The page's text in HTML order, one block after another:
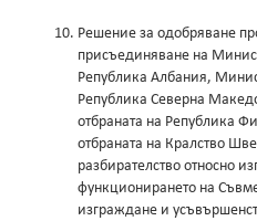
Решение за одобряване
присъединяване на
Република Албания,
Република Северна
отбраната на Република
отбраната на Кралство
разбирателство относно
функционирането на
изграждане и